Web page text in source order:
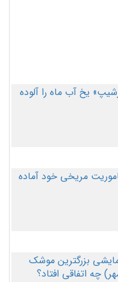
یخ آب ماه را آلوده
مریخی خود آماده
بزرگترین موشک